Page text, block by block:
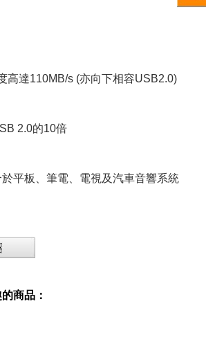
高達110MB/s (亦向下相容USB2.0)
2.0的10倍
平板、筆電、電視及汽車音響系統
商品：